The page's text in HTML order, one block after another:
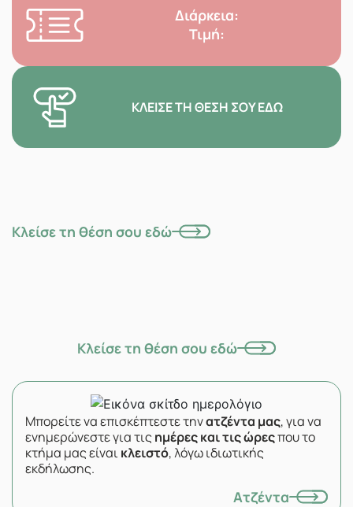
Διάρκεια:
Τιμή:
ΚΛΕΊΣΕ ΤΗ ΘΈΣΗ ΣΟΥ ΕΔΏ
Κλείσε τη θέση σου εδώ
Κλείσε τη θέση σου εδώ
Μπορείτε να επισκέπτεστε τηνατζέντα μας, για να
ενημερώνεστε για τιςημέρες και τις ώρεςπου το
κτήμα μας είναικλειστό, λόγω ιδιωτικής
εκδήλωσης.
Ατζέντα